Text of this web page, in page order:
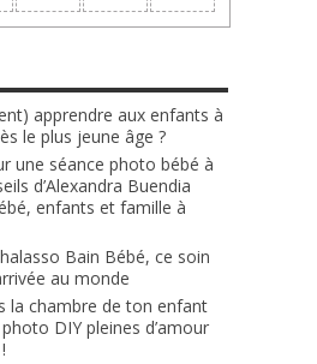
apprendre aux enfants à
le plus jeune âge ?
une séance photo bébé à
d’Alexandra Buendia
enfants et famille à
Bain Bébé, ce soin
au monde
la chambre de ton enfant
DIY pleines d’amour